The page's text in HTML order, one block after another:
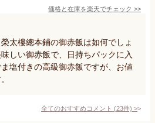
価格と在庫を楽天でチェック >>
太樓總本鋪の御赤飯は如何でしょ
しい御赤飯で、日持ちパックに入
塩付きの高級御赤飯ですが、お値
全てのおすすめコメント (23件) >